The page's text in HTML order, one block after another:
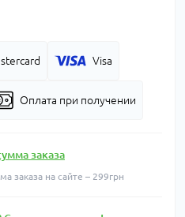
Visa
Оплата при получении
заказа
заказа на сайте – 299грн